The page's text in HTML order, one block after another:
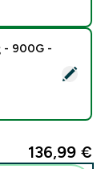
Γάλακτος -
- 900G -
136,99 €‎